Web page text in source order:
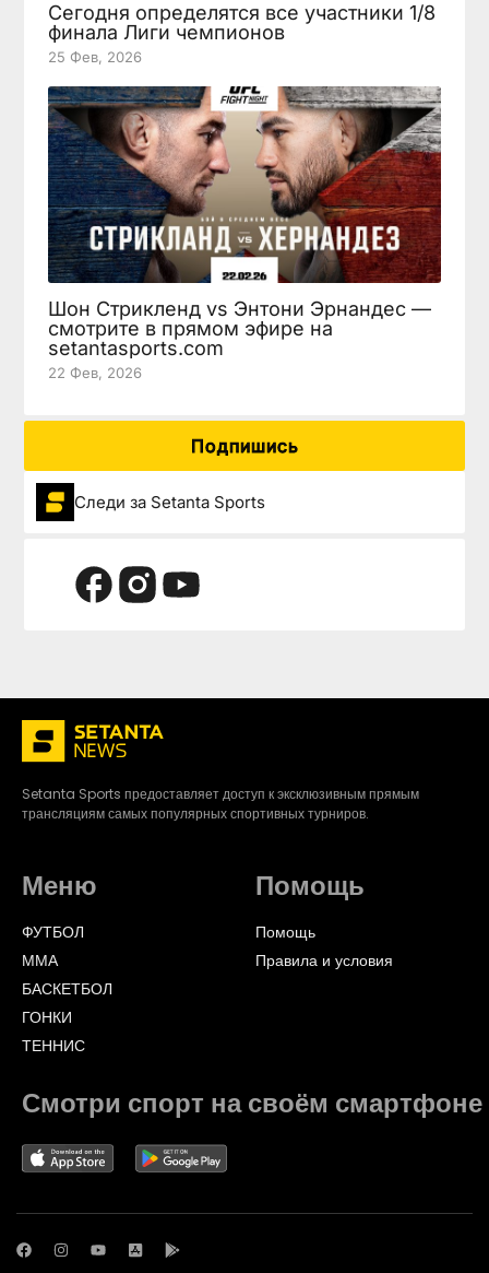
Сегодня определятся все участники 1/8
финала Лиги чемпионов
25 Фев, 2026
Шон Стрикленд vs Энтони Эрнандес —
смотрите в прямом эфире на
setantasports.com
22 Фев, 2026
Подпишись
Следи за Setanta Sports
Setanta Sports предоставляет доступ к эксклюзивным прямым
трансляциям самых популярных спортивных турниров.
Меню
ФУТБОЛ
ММА
БАСКЕТБОЛ
ГОНКИ
ТЕННИС
Помощь
Помощь
Правила и условия
Смотри спорт на своём смартфоне